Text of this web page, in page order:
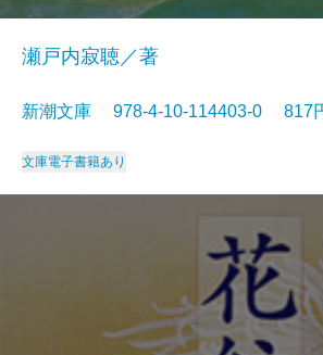
瀬戸内寂聴／著
新潮文庫 978-4-10-114403-0 817
文庫電子書籍あり